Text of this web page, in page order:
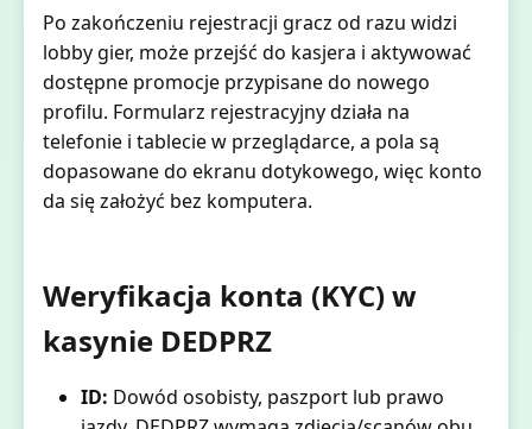
Po zakończeniu rejestracji gracz od razu widzi
lobby gier, może przejść do kasjera i aktywować
dostępne promocje przypisane do nowego
profilu. Formularz rejestracyjny działa na
telefonie i tablecie w przeglądarce, a pola są
dopasowane do ekranu dotykowego, więc konto
da się założyć bez komputera.
Weryfikacja konta (KYC) w
kasynie DEDPRZ
ID: Dowód osobisty, paszport lub prawo